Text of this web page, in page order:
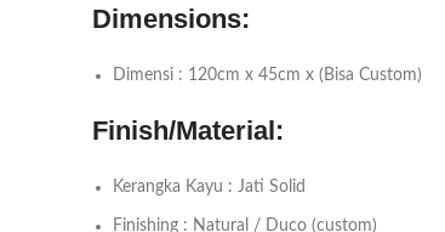
Dimensions:
Dimensi : 120cm x 45cm x (Bisa Custom)
Finish/Material:
Kerangka Kayu : Jati Solid
Finishing : Natural / Duco (custom)